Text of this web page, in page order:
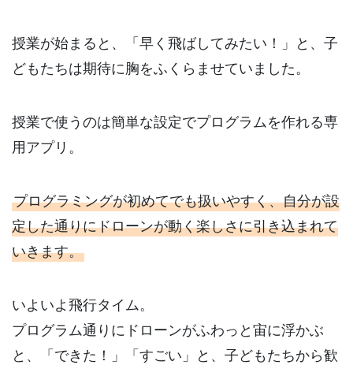
授業が始まると、「早く飛ばしてみたい！」と、子
どもたちは期待に胸をふくらませていました。
授業で使うのは簡単な設定でプログラムを作れる専
用アプリ。
プログラミングが初めてでも扱いやすく、自分が設
定した通りにドローンが動く楽しさに引き込まれて
いきます。
いよいよ飛行タイム。
プログラム通りにドローンがふわっと宙に浮かぶ
と、「できた！」「すごい」と、子どもたちから歓